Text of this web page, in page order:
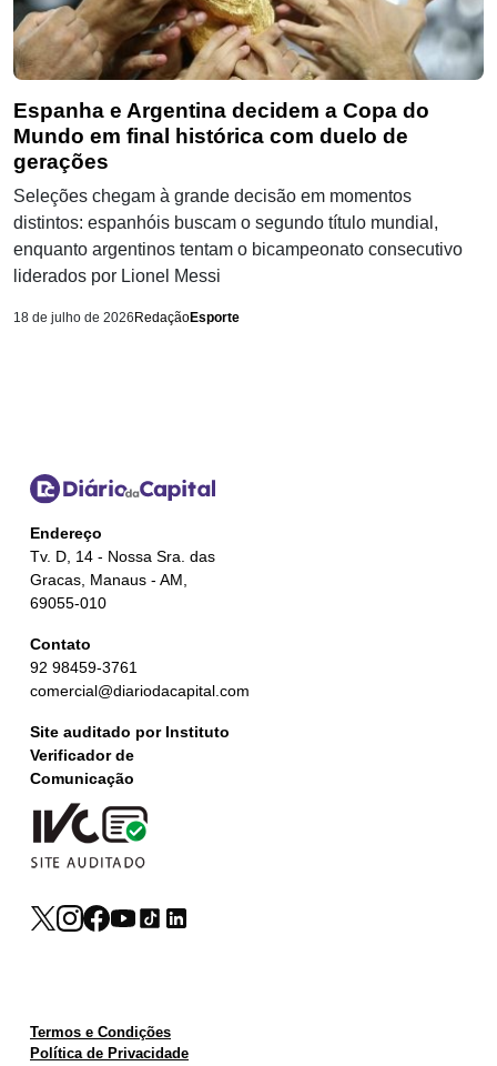
Espanha e Argentina decidem a Copa do
Mundo em final histórica com duelo de
gerações
Seleções chegam à grande decisão em momentos
distintos: espanhóis buscam o segundo título mundial,
enquanto argentinos tentam o bicampeonato consecutivo
liderados por Lionel Messi
18 de julho de 2026 RedaçãoEsporte
Endereço
Tv. D, 14 - Nossa Sra. das
Gracas, Manaus - AM,
69055-010
Contato
92 98459-3761
comercial@diariodacapital.com
Site auditado por Instituto
Verificador de
Comunicação
Termos e Condições
Política de Privacidade